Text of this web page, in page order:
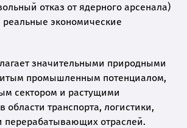
отказ от ядерного арсенала)
экономические
значительными природными
промышленным потенциалом,
сектором и растущими
области транспорта, логистики,
отраслей.